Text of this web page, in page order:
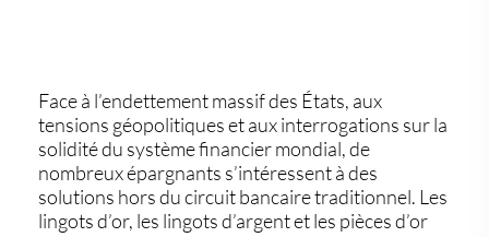
Face à l’endettement massif des États, aux
tensions géopolitiques et aux interrogations sur la
solidité du système financier mondial, de
nombreux épargnants s’intéressent à des
solutions hors du circuit bancaire traditionnel. Les
lingots d’or, les lingots d’argentet les pièces d’or